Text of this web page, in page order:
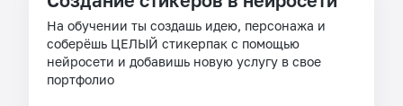
На обучении ты создашь идею, персонажа и
соберёшь ЦЕЛЫЙ стикерпак с помощью
нейросети и добавишь новую услугу в свое
портфолио